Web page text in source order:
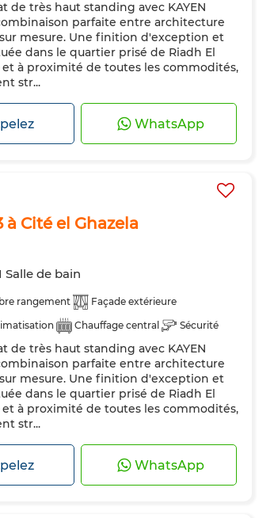
de très haut standing avec KAYEN
parfaite entre architecture
mesure. Une finition d'exception et
dans le quartier prisé de Riadh El
à proximité de toutes les commodités,
str...
WhatsApp
Cité el Ghazela
Salle de bain
rangement
Façade extérieure
Chauffage central
Sécurité
de très haut standing avec KAYEN
parfaite entre architecture
mesure. Une finition d'exception et
dans le quartier prisé de Riadh El
à proximité de toutes les commodités,
str...
WhatsApp